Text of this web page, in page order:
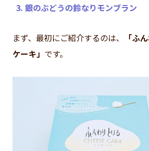
3. 銀のぶどうの鈴なりモンブラン
まず、最初にご紹介するのは、
「ふ
ケーキ」 です。